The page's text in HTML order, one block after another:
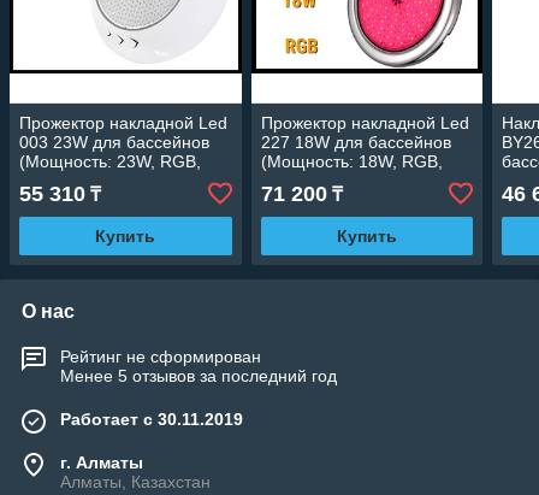
Прожектор накладной Led
003 23W для бассейнов
(Мощность: 23W, RGB,
Разноцветное свечение)
55 310 ₸
Купить
Прожектор накладной Led
227 18W для бассейнов
(Мощность: 18W, RGB,
Разноцветное свечение)
71 200₸
Купить
46
О нас
Рейтинг не сформирован
Менее 5 отзывов за последний год
Работает с 30.11.2019
г. Алматы
Алматы, Казахстан